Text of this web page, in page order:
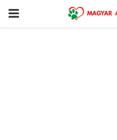
PRIMARY